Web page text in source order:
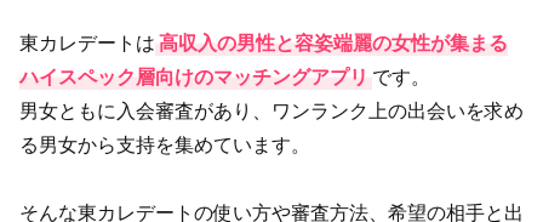
東カレデートは高収入の男性と容姿端麗の女性が集まる
ハイスペック層向けのマッチングアプリ です。
男女ともに入会審査があり、ワンランク上の出会いを求め
る男女から支持を集めています。
そんな東カレデートの使い方や審査方法、希望の相手と出